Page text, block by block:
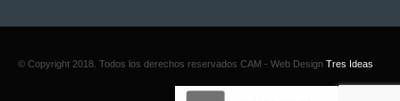
© Copyright 2018. Todos los derechos reservados CAM - Web Design Tres Ideas